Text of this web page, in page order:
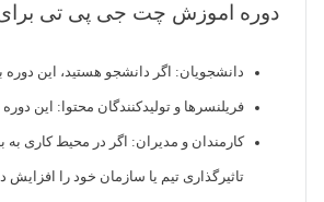
دوره اموزش چت جی پی تی
دانشجویان: اگر دانشجو هستید، این دوره
فریلنسرها و تولیدکنندگان محتوا: این
کارمندان و مدیران: اگر در محیط کاری به
تاثیرگذاری تیم یا سازمان خود را افزایش